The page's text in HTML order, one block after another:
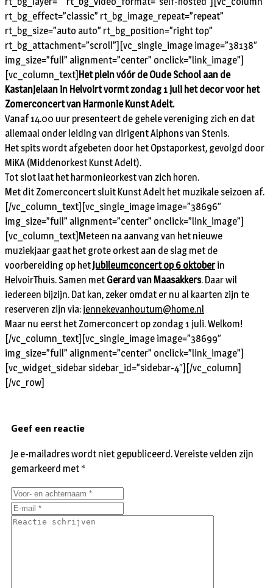
rt_bg_effect=”classic” rt_bg_image_repeat=”repeat”
rt_bg_size=”auto auto” rt_bg_position=”right top”
rt_bg_attachment=”scroll”][vc_single_image image=”38138″
img_size=”full” alignment=”center” onclick=”link_image”]
[vc_column_text] Het plein vóór de Oude School aan de
Kastanjelaan in Helvoirt vormt zondag 1 juli het decor voor het
Zomerconcert van Harmonie Kunst Adelt.
Vanaf 14.00 uur presenteert de gehele vereniging zich en dat
allemaal onder leiding van dirigent Alphons van Stenis.
Het spits wordt afgebeten door het Opstaporkest, gevolgd door
MiKA (Middenorkest Kunst Adelt).
Tot slot laat het harmonieorkest van zich horen.
Met dit Zomerconcert sluit Kunst Adelt het muzikale seizoen af.
[/vc_column_text][vc_single_image image=”38696″
img_size=”full” alignment=”center” onclick=”link_image”]
[vc_column_text] Meteen na aanvang van het nieuwe
muziekjaar gaat het grote orkest aan de slag met de
voorbereiding op hetJubileumconcert op 6 oktoberin
HelvoirThuis. Samen met Gerard van Maasakkers. Daar wil
iedereen bijzijn. Dat kan, zeker omdat er nu al kaarten zijn te
reserveren zijn via: jennekevanhoutum@home.nl
Maar nu eerst het Zomerconcert op zondag 1 juli. Welkom!
[/vc_column_text][vc_single_image image=”38699″
img_size=”full” alignment=”center” onclick=”link_image”]
[vc_widget_sidebar sidebar_id=”sidebar-4″][/vc_column]
[/vc_row]
Geef een reactie
Je e-mailadres wordt niet gepubliceerd.Vereiste velden zijn
gemarkeerd met *